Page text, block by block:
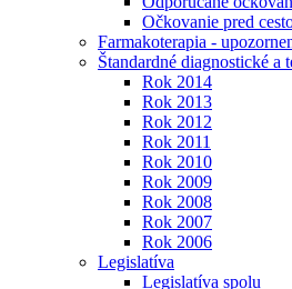
Očkovanie pred
Farmakoterapia -
Štandardné diagnostické a
Rok 2014
Rok 2013
Rok 2012
Rok 2011
Rok 2010
Rok 2009
Rok 2008
Rok 2007
Rok 2006
Legislatíva
Legislatíva spolu